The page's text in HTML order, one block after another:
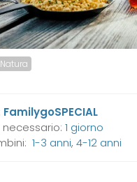
Natura
FamilygoSPECIAL
1 giorno
1-3 anni, 4-12 anni